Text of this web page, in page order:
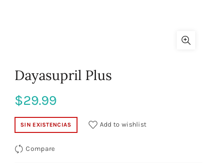
Dayasupril Plus
$29.99
SIN EXISTENCIAS Add to wishlist
Compare